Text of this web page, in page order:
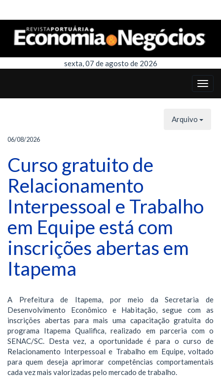
sexta, 07 de agosto de 2026
Arquivo
06/08/2026
Curso gratuito de
Relacionamento
Interpessoal e Trabalho
em Equipe está com
inscrições abertas em
Itapema
A Prefeitura de Itapema, por meio da Secretaria de
Desenvolvimento Econômico e Habitação, segue com as
inscrições abertas para mais uma capacitação gratuita do
programa Itapema Qualifica, realizado em parceria com o
SENAC/SC. Desta vez, a oportunidade é para o curso de
Relacionamento Interpessoal e Trabalho em Equipe, voltado
para quem deseja aprimorar competências comportamentais
cada vez mais valorizadas pelo mercado de trabalho.